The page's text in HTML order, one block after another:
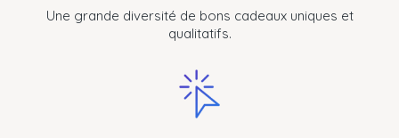
Une grande diversité de bons cadeaux uniques et
qualitatifs.